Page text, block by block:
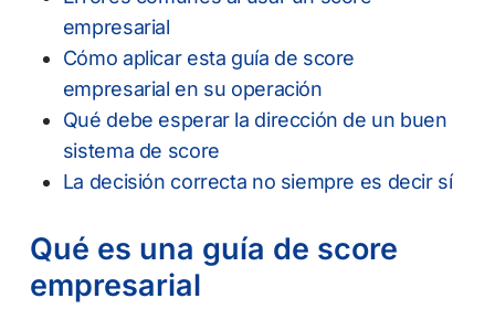
empresarial
Cómo aplicar esta guía de score
empresarial en su operación
Qué debe esperar la dirección de un buen
sistema de score
La decisión correcta no siempre es decir sí
Qué es una guía de score
empresarial